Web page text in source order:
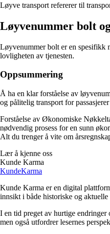
Løyve transport refererer til
Løyvenummer bolt
Løyvenummer bolt er en spesifikk
lovligheten av tjenesten.
Oppsummering
Å ha en klar forståelse av
og pålitelig transport for
Forståelse av Økonomiske
nødvendig prosess for en sunn
Alt du trenger å vite om
Lær å kjenne oss
Kunde Karma
KundeKarma
Kunde Karma er en digital
innsikt i både historiske og
I en tid preget av hurtige
men også utfordrer lesernes